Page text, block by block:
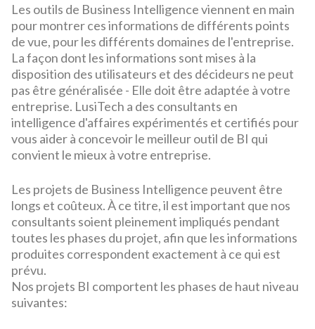
Les outils de Business Intelligence viennent en main
pour montrer ces informations de différents points
de vue, pour les différents domaines de l'entreprise.
La façon dont les informations sont mises à la
disposition des utilisateurs et des décideurs ne peut
pas être généralisée - Elle doit être adaptée à votre
entreprise. LusiTech a des consultants en
intelligence d'affaires expérimentés et certifiés pour
vous aider à concevoir le meilleur outil de BI qui
convient le mieux à votre entreprise.
Les projets de Business Intelligence peuvent être
longs et coûteux. À ce titre, il est important que nos
consultants soient pleinement impliqués pendant
toutes les phases du projet, afin que les informations
produites correspondent exactement à ce qui est
prévu.
Nos projets BI comportent les phases de haut niveau
suivantes: